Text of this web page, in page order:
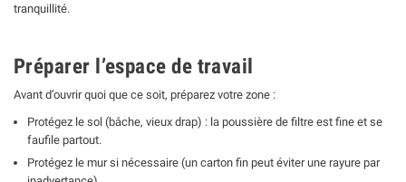
tranquillité.
Préparer l’espace de travail
Avant d’ouvrir quoi que ce soit, préparez votre zone :
Protégez le sol (bâche, vieux drap) : la poussière de filtre est fine et se
faufile partout.
Protégez le mur si nécessaire (un carton fin peut éviter une rayure par